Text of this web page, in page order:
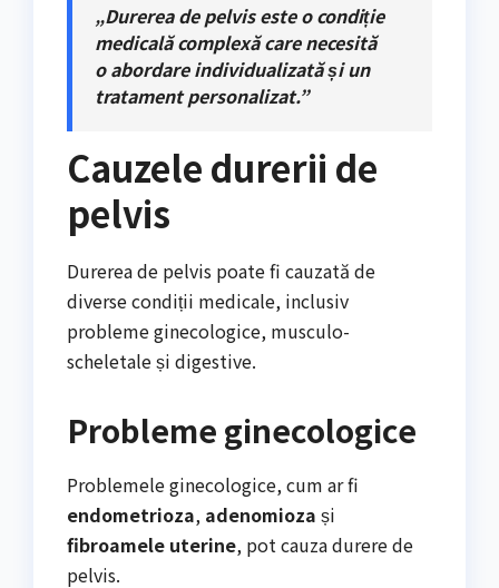
„Durerea de pelvis este o condiție
medicală complexă care necesită
o abordare individualizată și un
tratament personalizat.”
Cauzele durerii de
pelvis
Durerea de pelvis poate fi cauzată de
diverse condiții medicale, inclusiv
probleme ginecologice, musculo-
scheletale și digestive.
Probleme ginecologice
Problemele ginecologice, cum ar fi
endometrioza, adenomioza și
fibroamele uterine, pot cauza durere de
pelvis.